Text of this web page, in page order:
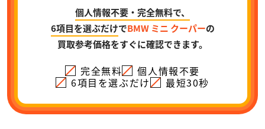
個人情報不要・完全無料で、
6項目を選ぶだけでBMW ミニ クーパーの
買取参考価格をすぐに確認できます。
完全無料
個人情報不要
6項目を選ぶだけ
最短30秒